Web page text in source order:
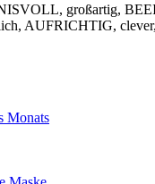
großartig,
AUFRICHTIG,
Monats